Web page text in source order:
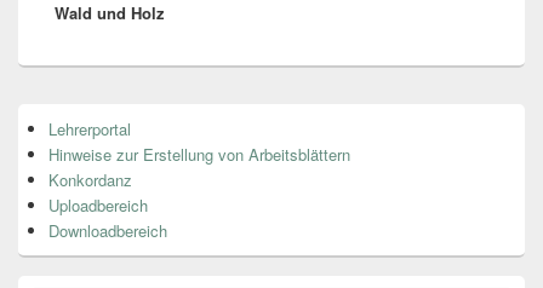
post:
Wald und Holz
Seitenleisten
Widget-
Bereich
Lehrerportal
Hinweise zur Erstellung von Arbeitsblättern
Konkordanz
Uploadbereich
Downloadbereich